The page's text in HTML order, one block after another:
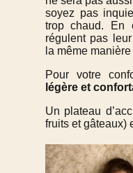
soyez pas
trop chaud. En
régulent pas
la même
Pour votre
légère et
Un plateau
fruits et gâteaux)